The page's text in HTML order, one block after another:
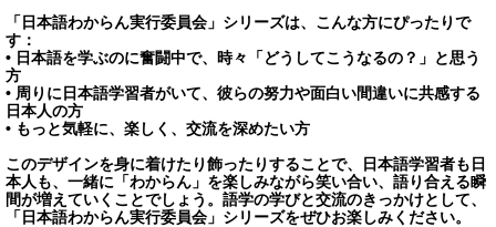
「日本語わからん実行委員会」シリーズは、こんな方にぴったりで
す：
• 日本語を学ぶのに奮闘中で、時々「どうしてこうなるの？」と思う
方
• 周りに日本語学習者がいて、彼らの努力や面白い間違いに共感する
日本人の方
• もっと気軽に、楽しく、交流を深めたい方
このデザインを身に着けたり飾ったりすることで、日本語学習者も日
本人も、一緒に「わからん」を楽しみながら笑い合い、語り合える瞬
間が増えていくことでしょう。語学の学びと交流のきっかけとして、
「日本語わからん実行委員会」シリーズをぜひお楽しみください。